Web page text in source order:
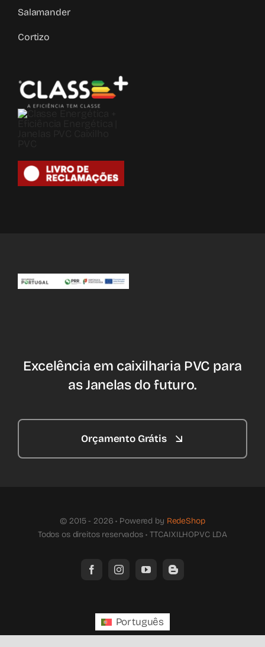
Salamander
Cortizo
Excelência em caixilharia PVC para
as Janelas do futuro.
Orçamento Grátis
© 2015 - 2026 • Powered by RedeShop
Todos os direitos reservados • TTCAIXILHOPVC LDA
Português